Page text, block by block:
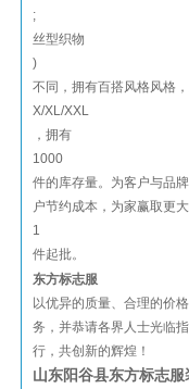
;
丝型织物
)
不同，拥有百搭风格风格
X/XL/XXL
，拥有
1000
件的库存量。为客户与品
户节约成本，为家赢取更
1
件起批。
东方标志服
以优异的质量、合理的价
务，并恭请各界人士光临
行，共创新的辉煌！
山东阳谷县东方标志服